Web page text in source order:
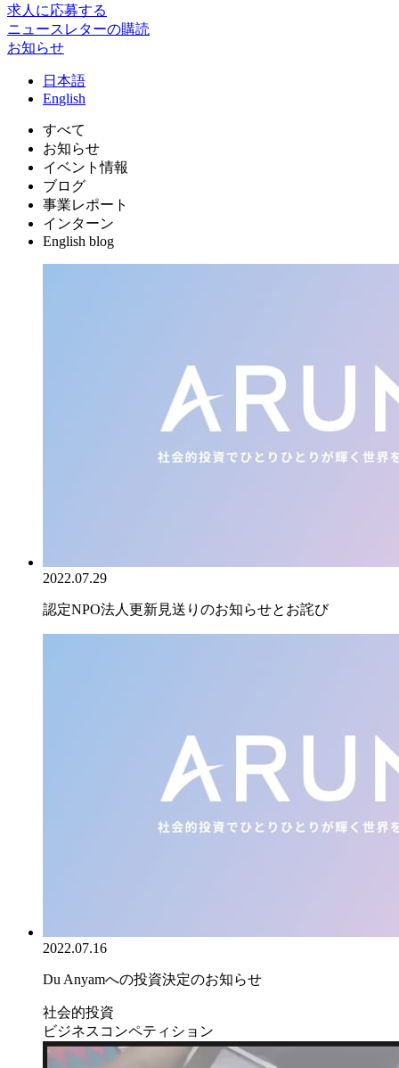
求人に応募する
ニュースレターの購読
お知らせ
日 本語
English
すべて
お知らせ
イベント情報
ブログ
事業レポート
インターン
English blog
2022.07.29
認定NPO法人更新見送りのお知らせとお詫び
2022.07.16
Du Anyamへの投資決定のお知らせ
社会的投資
ビジネスコンペティション